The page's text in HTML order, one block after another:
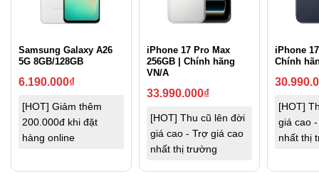
Samsung Galaxy A26
5G 8GB/128GB
6.190.000₫
[HOT] Giảm thêm
200.000đ khi đặt
hàng online
iPhone 17 Pro Max
256GB | Chính hãng
VN/A
33.990.000₫
[HOT] Thu cũ lên đời
giá cao - Trợ giá cao
nhất thị trường
iPhone
Chính
[HOT]
giá cao
nhất thị